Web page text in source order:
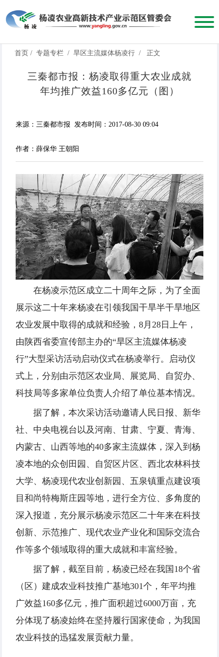
首页 / 专题专栏 / 旱区主流媒体杨凌行 / 正文
三秦都市报：杨凌取得重大农业成就
年均推广效益160多亿元（图）
来源：三秦都市报 发布时间：2017-08-30 09:04
作者：薛保华 王朝阳
在杨凌示范区成立二十周年之际，为了全面
展示这二十年来杨凌在引领我国干旱半干旱地区
农业发展中取得的成就和经验，8月28日上午，
由陕西省委宣传部主办的“旱区主流媒体杨凌
行”大型采访活动启动仪式在杨凌举行。启动仪
式上，分别由示范区农业局、展览局、自贸办、
科技局等多家单位负责人介绍了单位基本情况。
据了解，本次采访活动邀请人民日报、新华
社、中央电视台以及河南、甘肃、宁夏、青海、
内蒙古、山西等地的40多家主流媒体，深入到杨
凌本地的众创田园、自贸区片区、西北农林科技
大学、杨凌现代农业创新园、五泉镇重点建设项
目和尚特梅斯庄园等地，进行全方位、多角度的
深入报道，充分展示杨凌示范区二十年来在科技
创新、示范推广、现代农业产业化和国际交流合
作等多个领域取得的重大成就和丰富经验。
据了解，截至目前，杨凌已经在我国18个省
（区）建成农业科技推广基地301个，年平均推
广效益160多亿元，推广面积超过6000万亩，充
分体现了杨凌始终在坚持履行国家使命，为我国
农业科技的迅猛发展贡献力量。